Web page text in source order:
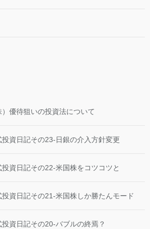
優待狙いの投資法について
投資日記その23-日銀の介入方針変更
資日記その22-米国株をコツコツと
投資日記その21-米国株しか勝たんモード
資日記その20-バブルの終焉？